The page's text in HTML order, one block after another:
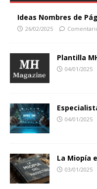
Ideas Nombres de
26/02/2025
Plantilla
04/01/2025
04/01/2025
La Miopía
03/01/2025